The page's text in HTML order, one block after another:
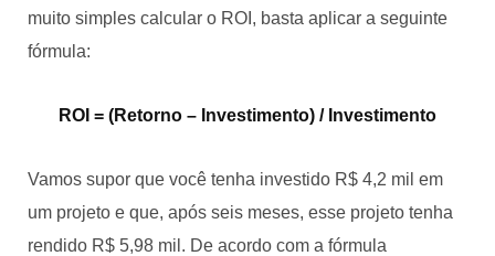
muito simples calcular o ROI, basta aplicar a seguinte
fórmula:
ROI = (Retorno – Investimento) / Investimento
Vamos supor que você tenha investido R$ 4,2 mil em
um projeto e que, após seis meses, esse projeto tenha
rendido R$ 5,98 mil. De acordo com a fórmula